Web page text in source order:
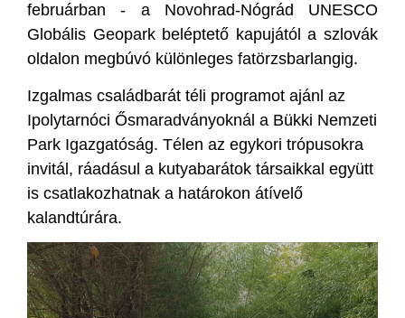
februárban - a Novohrad-Nógrád UNESCO
Globális Geopark beléptető kapujától a szlovák
oldalon megbúvó különleges fatörzsbarlangig.
Izgalmas családbarát téli programot ajánl az
Ipolytarnóci Ősmaradványoknál a Bükki Nemzeti
Park Igazgatóság. Télen az egykori trópusokra
invitál, ráadásul a kutyabarátok társaikkal együtt
is csatlakozhatnak a határokon átívelő
kalandtúrára.